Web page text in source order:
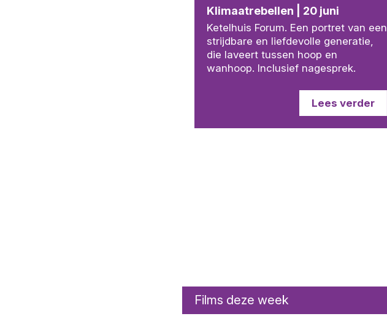
Klimaatrebellen | 20 juni
Ketelhuis Forum. Een portret van een
strijdbare en liefdevolle generatie,
die laveert tussen hoop en
wanhoop. Inclusief nagesprek.
Lees verder
Films deze week